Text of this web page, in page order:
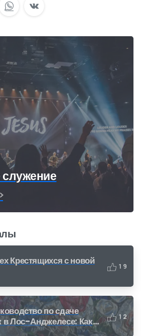
Крестящихся с новой
1 9
по сдаче
в Лос-Анджелесе: Как
переработку (CRV)
1 2